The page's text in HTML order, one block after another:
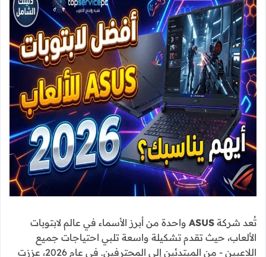
تُعد شركة ASUS واحدة من أبرز الأسماء في عالم لابتوبات
الألعاب، حيث تقدم تشكيلة واسعة تلبي احتياجات جميع
اللاعبين - من المبتدئين إلى المحترفين. في عام 2026، عززت